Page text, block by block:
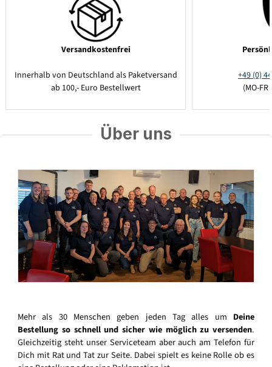
Versandkostenfrei
Innerhalb von Deutschland als Paketversand
ab 100,- Euro Bestellwert
+49 (0)
(MO-
Über uns
Mehr als 30 Menschen geben jeden Tag alles um Deine
Bestellung so schnell und sicher wie möglich zu versenden.
Gleichzeitig steht unser Serviceteam aber auch am Telefon für
Dich mit Rat und Tat zur Seite. Dabei spielt es keine Rolle ob es